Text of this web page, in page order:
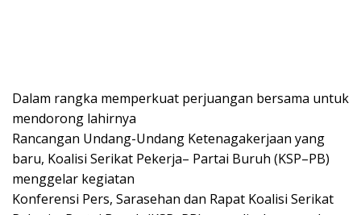
Dalam rangka memperkuat perjuangan bersama untuk
mendorong lahirnya
Rancangan Undang-Undang Ketenagakerjaan yang
baru, Koalisi Serikat Pekerja– Partai Buruh (KSP–PB)
menggelar kegiatan
Konferensi Pers, Sarasehan dan Rapat Koalisi Serikat